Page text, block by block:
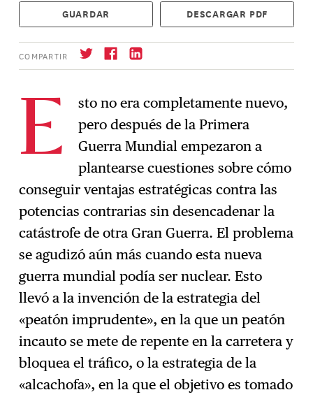
GUARDAR DESCARGAR PDF
COMPARTIR
Suscríbase
E
sto no era completamente nuevo,
pero después de la Primera
Guerra Mundial empezaron a
plantearse cuestiones sobre cómo
conseguir ventajas estratégicas contra las
potencias contrarias sin desencadenar la
catástrofe de otra Gran Guerra. El problema
se agudizó aún más cuando esta nueva
guerra mundial podía ser nuclear. Esto
llevó a la invención de la estrategia del
«peatón imprudente», en la que un peatón
incauto se mete de repente en la carretera y
bloquea el tráfico, o la estrategia de la
«alcachofa», en la que el objetivo es tomado